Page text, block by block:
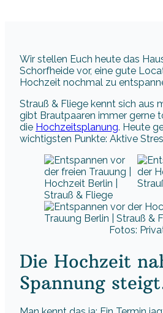
Wir stellen Euch heute das
Schorfheide vor, eine gute
Hochzeit nochmal zu
Strauß & Fliege kennt sich aus
gibt Brautpaaren immer gerne
die Hochzeitsplanung. Heute
wichtigsten Punkte: Aktive
Fotos:
Die Hochzeit
Spannung